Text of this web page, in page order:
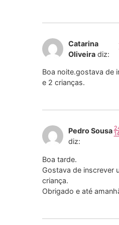
Catarina
Oliveira diz:
Boa noite.gostava de
e 2 crianças.
Pedro Sousa
diz:
Boa tarde.
Gostava de inscrever
criança.
Obrigado e até